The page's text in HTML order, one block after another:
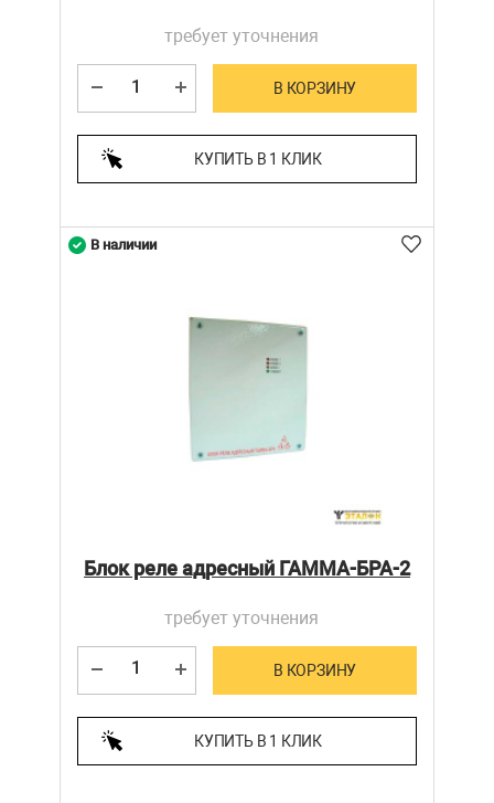
требует уточнения
В КОРЗИНУ
КУПИТЬ В 1 КЛИК
Блок реле адресный ГАММА-БРА-2
требует уточнения
В КОРЗИНУ
КУПИТЬ В 1 КЛИК
В наличии